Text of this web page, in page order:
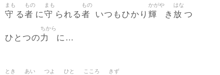
守
まも
る者
もの
に守
まも
られる者
もの
いつもひかり 輝
かがや
き 放
はな
つ
ひとつの力
ちから
に…
とき あい つよ ひと こころ きず